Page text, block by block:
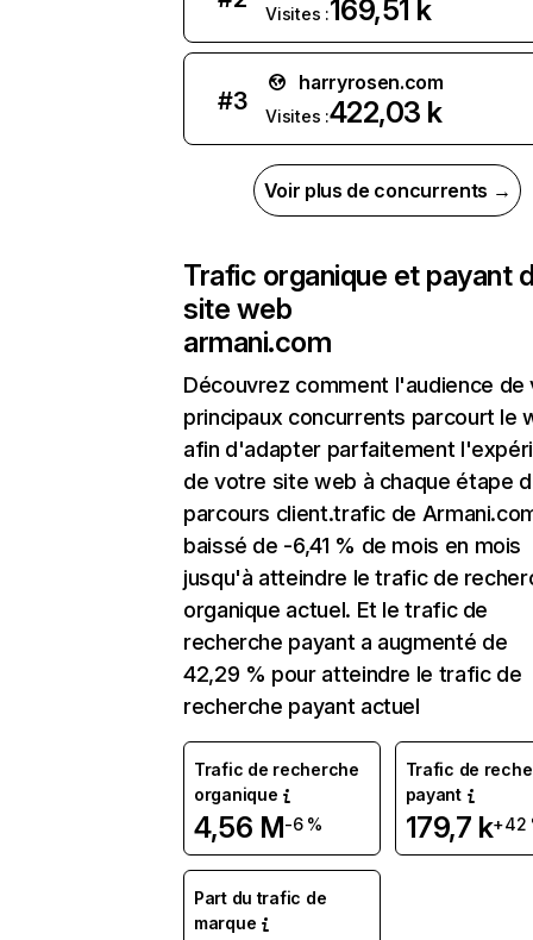
Visites :169,51 k
#3
harryrosen.com
Visites :422,03 k
Voir plus de concurrents →
Trafic organique et payant
site web
armani.com
Découvrez comment l'audience de
principaux concurrents parcourt le
afin d'adapter parfaitement
de votre site web à chaque étape
parcours client.trafic de
baissé de -6,41 % de mois en mois
jusqu'à atteindre le trafic de
organique actuel. Et le trafic de
recherche payant a augmenté de
42,29 % pour atteindre le trafic de
recherche payant actuel
Trafic de recherche
organique
4,56 M-6 %
Trafic de
payant
179,7 k+42
Part du trafic de
marque